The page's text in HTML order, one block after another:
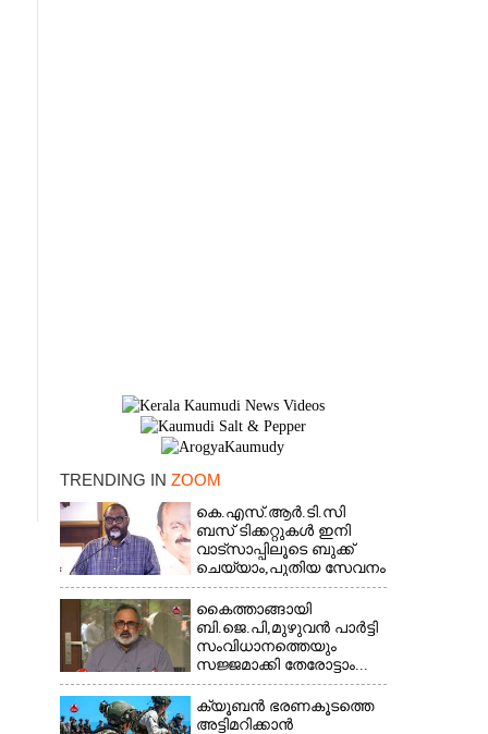
TRENDING IN ZOOM
കെ.എസ്.ആർ.ടി.സി
ബസ് ടിക്കറ്റുകൾ ഇനി
വാട്സാപ്പിലൂടെ ബുക്ക്
ചെയ്യാം,പുതിയ സേവനം
തുടങ്ങി...
കൈത്താങ്ങായി
ബി.ജെ.പി,മുഴുവൻ പാർട്ടി
സംവിധാനത്തെയും
സജ്ജമാക്കി തേരോട്ടാം...
ക്യൂബൻ ഭരണകൂടത്തെ
അട്ടിമറിക്കാൻ
×